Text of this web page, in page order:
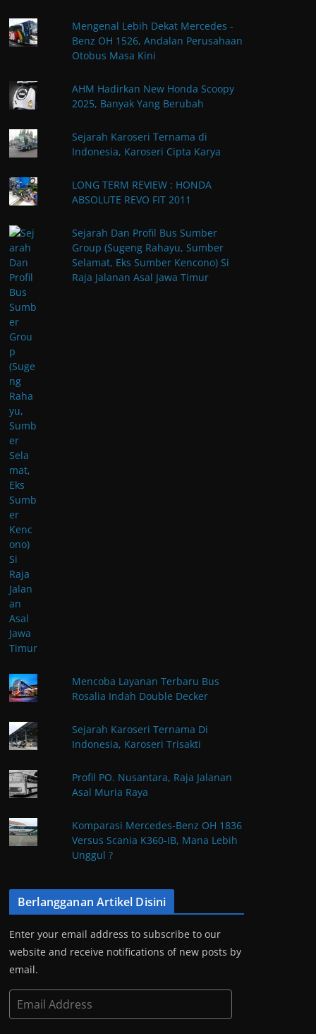
Mengenal Lebih Dekat Mercedes -
Benz OH 1526, Andalan Perusahaan
Otobus Masa Kini
AHM Hadirkan New Honda Scoopy
2025, Banyak Yang Berubah
Sejarah Karoseri Ternama di
Indonesia, Karoseri Cipta Karya
LONG TERM REVIEW : HONDA
ABSOLUTE REVO FIT 2011
Sejarah Dan Profil Bus Sumber
Group (Sugeng Rahayu, Sumber
Selamat, Eks Sumber Kencono) Si
Raja Jalanan Asal Jawa Timur
Mencoba Layanan Terbaru Bus
Rosalia Indah Double Decker
Sejarah Karoseri Ternama Di
Indonesia, Karoseri Trisakti
Profil PO. Nusantara, Raja Jalanan
Asal Muria Raya
Komparasi Mercedes-Benz OH 1836
Versus Scania K360-IB, Mana Lebih
Unggul ?
Berlangganan Artikel Disini
Enter your email address to subscribe to our
website and receive notifications of new posts by
email.
m